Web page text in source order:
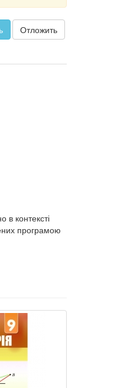
Отложить
в контексті
програмою